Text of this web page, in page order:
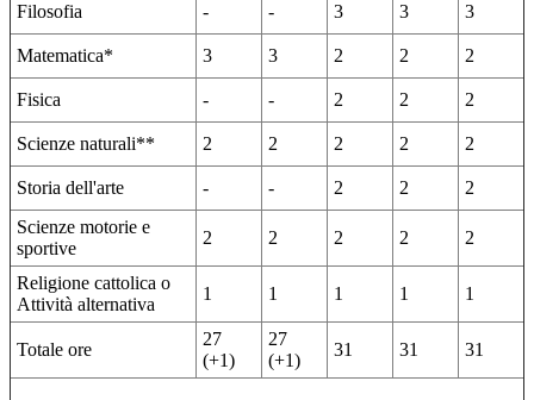
Filosofia - - 3 3 3
Matematica* 3 3 2 2 2
Fisica - - 2 2 2
Scienze naturali** 2 2 2 2 2
Storia dell'arte - - 2 2
2
Scienze motorie e
sportive
2 2 2 2 2
Religione cattolica o
Attività alternativa
1 1 1 1 1
Totale ore
27
(+1)
27
(+1)
31 31 31